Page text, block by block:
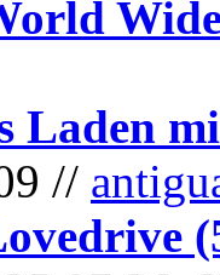
Laden
//